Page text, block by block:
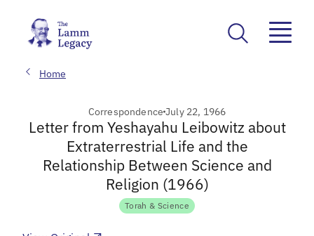
Home
CorrespondenceJuly 22, 1966
Letter from Yeshayahu Leibowitz about
Extraterrestrial Life and the
Relationship Between Science and
Religion (1966)
Torah & Science